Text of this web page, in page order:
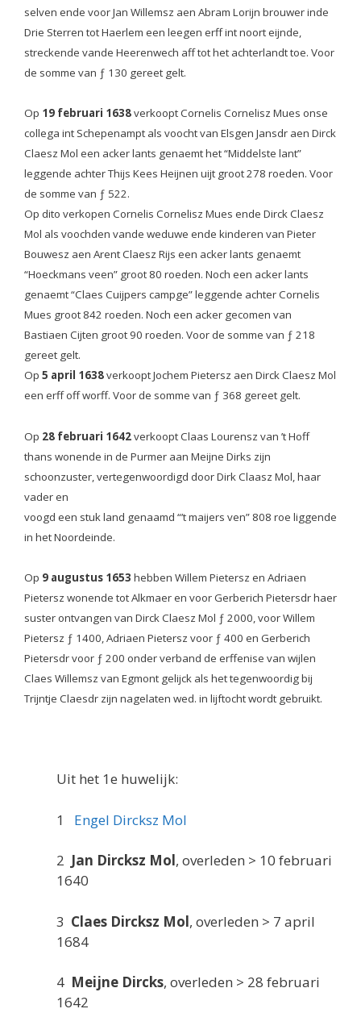
selven ende voor Jan Willemsz aen Abram Lorijn brouwer inde
Drie Sterren tot Haerlem een leegen erff int noort eijnde,
streckende vande Heerenwech aff tot het achterlandt toe. Voor
de somme van ƒ 130 gereet gelt.
Op 19 februari 1638verkoopt Cornelis Cornelisz Mues onse
collega int Schepenampt als voocht van Elsgen Jansdr aen Dirck
Claesz Mol een acker lants genaemt het “Middelste lant”
leggende achter Thijs Kees Heijnen uijt groot 278 roeden. Voor
de somme van ƒ 522.
Op dito verkopen Cornelis Cornelisz Mues ende Dirck Claesz
Mol als voochden vande weduwe ende kinderen van Pieter
Bouwesz aen Arent Claesz Rijs een acker lants genaemt
“Hoeckmans veen” groot 80 roeden. Noch een acker lants
genaemt “Claes Cuijpers campge” leggende achter Cornelis
Mues groot 842 roeden. Noch een acker gecomen van
Bastiaen Cijten groot 90 roeden. Voor de somme van ƒ 218
gereet gelt.
Op 5 april 1638verkoopt Jochem Pietersz aen Dirck Claesz Mol
een erff off worff. Voor de somme van ƒ 368 gereet gelt.
Op 28 februari 1642verkoopt Claas Lourensz van ’t Hoff
thans wonende in de Purmer aan Meijne Dirks zijn
schoonzuster, vertegenwoordigd door Dirk Claasz Mol, haar
vader en
voogd een stuk land genaamd “’t maijers ven” 808 roe liggende
in het Noordeinde.
Op 9 augustus 1653 hebben Willem Pietersz en Adriaen
Pietersz wonende tot Alkmaer en voor Gerberich Pietersdr haer
suster ontvangen van Dirck Claesz Mol ƒ 2000, voor Willem
Pietersz ƒ 1400, Adriaen Pietersz voor ƒ 400 en Gerberich
Pietersdr voor ƒ 200 onder verband de erffenise van wijlen
Claes Willemsz van Egmont gelijck als het tegenwoordig bij
Trijntje Claesdr zijn nagelaten wed. in lijftocht wordt gebruikt.
Uit het 1e huwelijk:
1 Engel Dircksz Mol
2 Jan Dircksz Mol, overleden > 10 februari
1640
3 Claes Dircksz Mol, overleden > 7 april
1684
4 Meijne Dircks, overleden > 28 februari
1642